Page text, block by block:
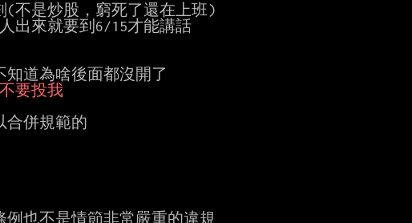
(不是炒股，窮死了還在上班)
出來就要到6/15才能講話
道為啥後面都沒開了
要投我
合併規範的